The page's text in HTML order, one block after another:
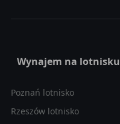
Wynajem na lotnisku
Poznań lotnisko
Rzeszów lotnisko